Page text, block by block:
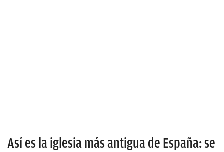
Así es la iglesia más antigua de España: se